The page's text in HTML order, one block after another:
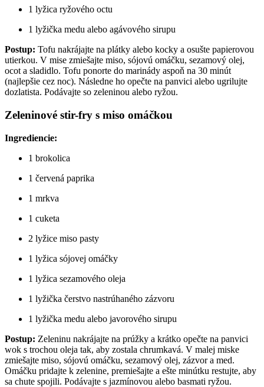
1 lyžica ryžového octu
1 lyžička medu alebo agávového sirupu
Postup: Tofu nakrájajte na plátky alebo kocky a osušte papierovou
utierkou. V mise zmiešajte miso, sójovú omáčku, sezamový olej,
ocot a sladidlo. Tofu ponorte do marinády aspoň na 30 minút
(najlepšie cez noc). Následne ho opečte na panvici alebo ugrilujte
dozlatista. Podávajte so zeleninou alebo ryžou.
Zeleninové stir-fry s miso omáčkou
Ingrediencie:
1 brokolica
1 červená paprika
1 mrkva
1 cuketa
2 lyžice miso pasty
1 lyžica sójovej omáčky
1 lyžica sezamového oleja
1 lyžička čerstvo nastrúhaného zázvoru
1 lyžička medu alebo javorového sirupu
Postup: Zeleninu nakrájajte na prúžky a krátko opečte na panvici
wok s trochou oleja tak, aby zostala chrumkavá. V malej miske
zmiešajte miso, sójovú omáčku, sezamový olej, zázvor a med.
Omáčku pridajte k zelenine, premiešajte a ešte minútku restujte, aby
sa chute spojili. Podávajte s jazmínovou alebo basmati ryžou.